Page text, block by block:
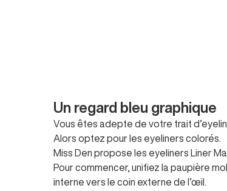
Un regard bleu graphique
Vous êtes adepte de votre trait
Alors optez pour les eyeliners colorés.
Miss Den propose les eyeliners
Liner
Pour commencer, unifiez la paupière
interne vers le coin externe de l’œil.